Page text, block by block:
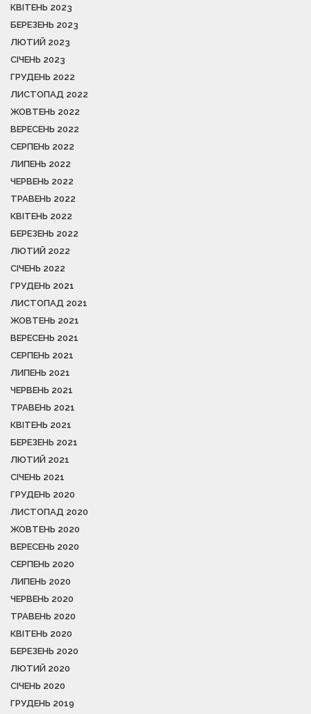
КВІТЕНЬ 2023
БЕРЕЗЕНЬ 2023
ЛЮТИЙ 2023
СІЧЕНЬ 2023
ГРУДЕНЬ 2022
ЛИСТОПАД 2022
ЖОВТЕНЬ 2022
ВЕРЕСЕНЬ 2022
СЕРПЕНЬ 2022
ЛИПЕНЬ 2022
ЧЕРВЕНЬ 2022
ТРАВЕНЬ 2022
КВІТЕНЬ 2022
БЕРЕЗЕНЬ 2022
ЛЮТИЙ 2022
СІЧЕНЬ 2022
ГРУДЕНЬ 2021
ЛИСТОПАД 2021
ЖОВТЕНЬ 2021
ВЕРЕСЕНЬ 2021
СЕРПЕНЬ 2021
ЛИПЕНЬ 2021
ЧЕРВЕНЬ 2021
ТРАВЕНЬ 2021
КВІТЕНЬ 2021
БЕРЕЗЕНЬ 2021
ЛЮТИЙ 2021
СІЧЕНЬ 2021
ГРУДЕНЬ 2020
ЛИСТОПАД 2020
ЖОВТЕНЬ 2020
ВЕРЕСЕНЬ 2020
СЕРПЕНЬ 2020
ЛИПЕНЬ 2020
ЧЕРВЕНЬ 2020
ТРАВЕНЬ 2020
КВІТЕНЬ 2020
БЕРЕЗЕНЬ 2020
ЛЮТИЙ 2020
СІЧЕНЬ 2020
ГРУДЕНЬ 2019